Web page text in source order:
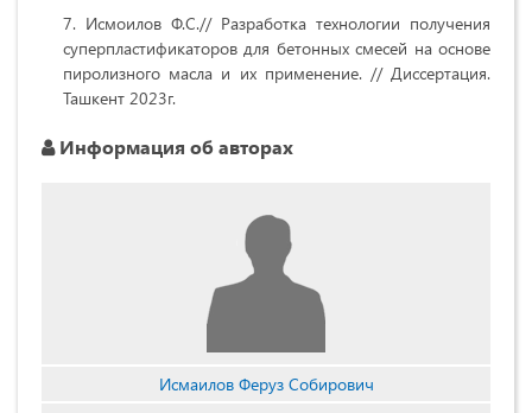
Исмоилов Ф.С.// Разработка технологии получения
суперпластификаторов для бетонных смесей на основе
пиролизного масла и их применение. // Диссертация.
Ташкент 2023г.
Информация об авторах
Исмаилов Феруз Собирович